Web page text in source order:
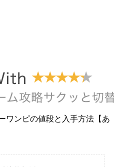
ワンピの値段と入手方法【あ